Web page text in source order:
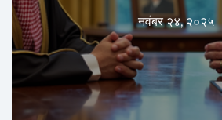
नवंबर २४, २०२५